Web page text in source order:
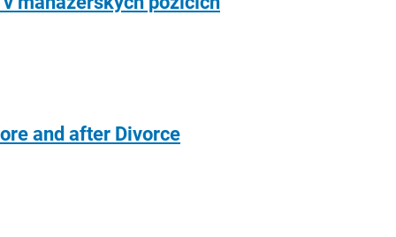
and after Divorce